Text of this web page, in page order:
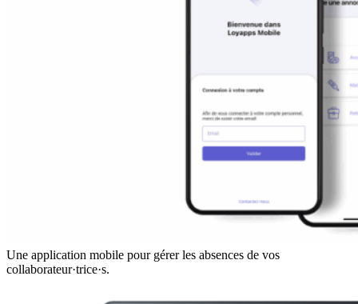
Une application mobile pour gérer les absences de vos
collaborateur·trice·s.